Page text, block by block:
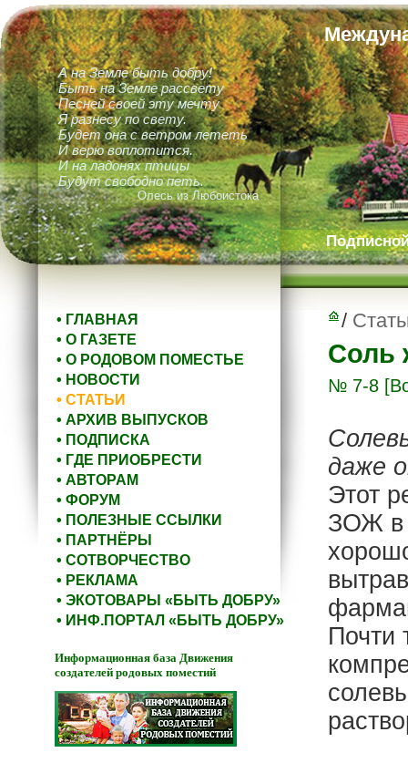
А на Земле быть добру!
Быть на Земле рассвету
Песней своей эту мечту
Я разнесу по свету.
Будет она с ветром лететь
И верю воплотится.
И на ладонях птицы
Будут свободно петь.
Олесь из Любоистока
• ГЛАВНАЯ
• О ГАЗЕТЕ
• О РОДОВОМ ПОМЕСТЬЕ
• НОВОСТИ
• СТАТЬИ
• АРХИВ ВЫПУСКОВ
• ПОДПИСКА
• ГДЕ ПРИОБРЕСТИ
• АВТОРАМ
• ФОРУМ
• ПОЛЕЗНЫЕ ССЫЛКИ
• ПАРТНЁРЫ
• СОТВОРЧЕСТВО
• РЕКЛАМА
• ЭКОТОВАРЫ «БЫТЬ ДОБРУ»
• ИНФ.ПОРТАЛ «БЫТЬ ДОБРУ»
Информационная база Движения
создателей родовых поместий
/
Соль
№ 7-8
даже
Этот
ЗОЖ в
Почти